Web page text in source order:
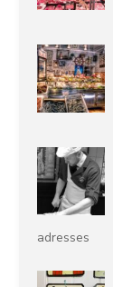
adresses